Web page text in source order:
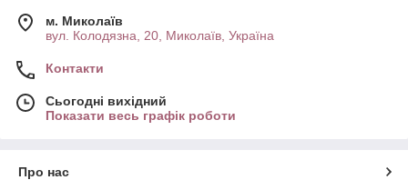
м. Миколаїв
вул. Колодязна, 20, Миколаїв, Україна
Контакти
Сьогодні вихідний
Показати весь графік роботи
Про нас